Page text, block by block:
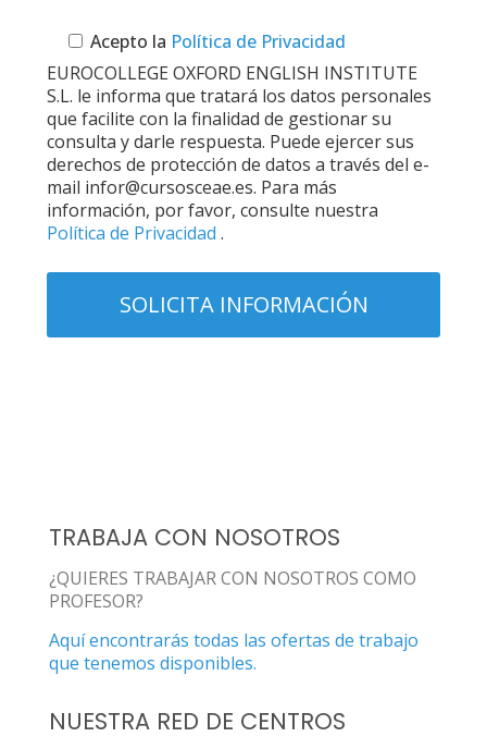
Acepto la Política de Privacidad
EUROCOLLEGE OXFORD ENGLISH INSTITUTE
S.L. le informa que tratará los datos personales
que facilite con la finalidad de gestionar su
consulta y darle respuesta. Puede ejercer sus
derechos de protección de datos a través del e-
mail infor@cursosceae.es. Para más
información, por favor, consulte nuestra
Política de Privacidad .
TRABAJA CON NOSOTROS
¿QUIERES TRABAJAR CON NOSOTROS COMO
PROFESOR?
Aquí encontrarás todas las ofertas de trabajo
que tenemos disponibles.
NUESTRA RED DE CENTROS